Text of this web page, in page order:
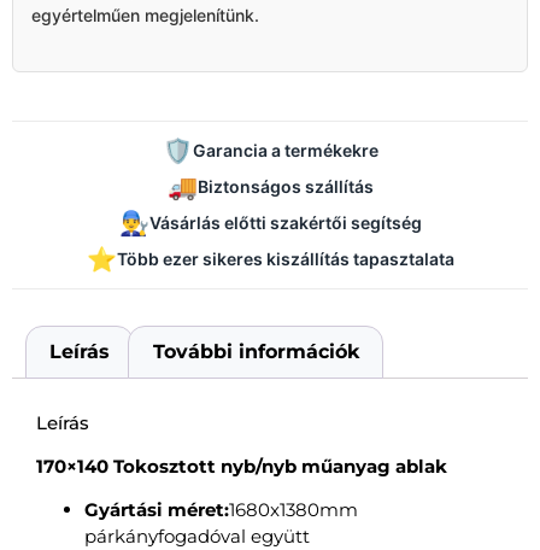
egyértelműen megjelenítünk.
🛡️Garancia a termékekre
🚚Biztonságos szállítás
👨‍🔧Vásárlás előtti szakértői segítség
⭐Több ezer sikeres kiszállítás tapasztalata
Leírás További információk
Leírás
170×140 Tokosztott nyb/nyb műanyag ablak
Gyártási méret:1680x1380mm
párkányfogadóval együtt